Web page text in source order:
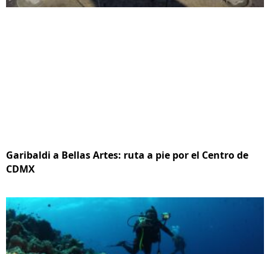
Garibaldi a Bellas Artes: ruta a pie por el Centro de
CDMX